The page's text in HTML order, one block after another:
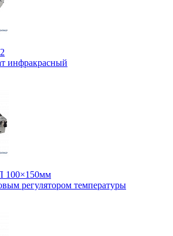
инфракрасный
100×150мм
регулятором температуры